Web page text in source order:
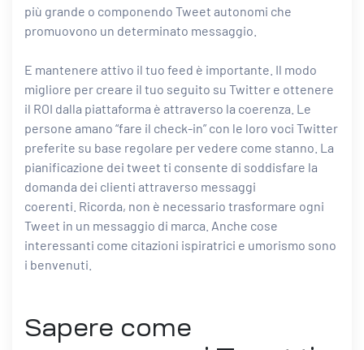
più grande o componendo Tweet autonomi che
promuovono un determinato messaggio.
E mantenere attivo il tuo feed è importante. Il modo
migliore per creare il tuo seguito su Twitter e ottenere
il ROI dalla piattaforma è attraverso la coerenza. Le
persone amano “fare il check-in” con le loro voci Twitter
preferite su base regolare per vedere come stanno. La
pianificazione dei tweet ti consente di soddisfare la
domanda dei clienti attraverso messaggi
coerenti. Ricorda, non è necessario trasformare ogni
Tweet in un messaggio di marca. Anche cose
interessanti come citazioni ispiratrici e umorismo sono
i benvenuti.
Sapere come